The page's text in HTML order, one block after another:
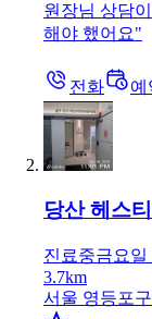
원장님 상담
해야 했어요"
전화 예
당산 헤스
진료중금요일
3.7km
서울 영등포